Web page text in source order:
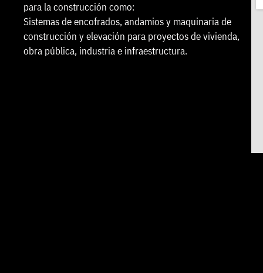
para la construcción como:
Sistemas de encofrados, andamios y maquinaria de
construcción y elevación para proyectos de vivienda,
obra pública, industria e infraestructura.